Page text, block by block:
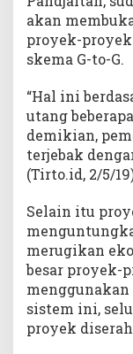
akan
proyek-proyek
skema G-to-G.
“Hal ini
utang
demikian,
terjebak
(Tirto.id, 2/5/
Selain itu
merugikan
besar proyek-
menggunakan
sistem ini,
proyek